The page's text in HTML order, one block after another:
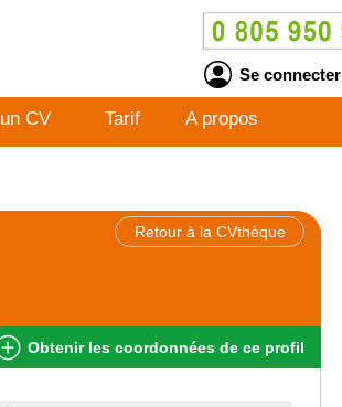
Se connecter
CV Tarif A propos
Retour à la CVthèque
Obtenir les coordonnées de ce profil